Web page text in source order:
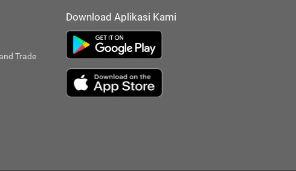
Trade
Download Aplikasi Kami